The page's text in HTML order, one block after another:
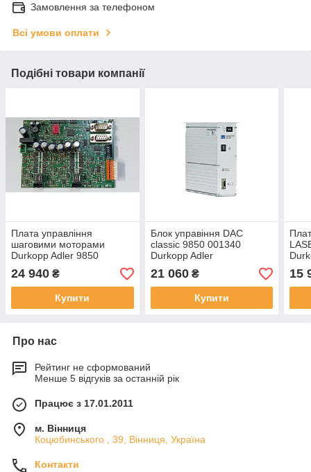
Замовлення за телефоном
Всі умови оплати
Подібні товари компанії
Плата управління
шаговими моторами
Durkopp Adler 9850
745123
24 940 ₴
Купити
Блок управіння DAC
classic 9850 001340
Durkopp Adler
21 060₴
Купити
15
Про нас
Рейтинг не сформований
Менше 5 відгуків за останній рік
Працює з 17.01.2011
м. Вінниця
Коцюбинського , 39, Вінниця, Україна
Контакти